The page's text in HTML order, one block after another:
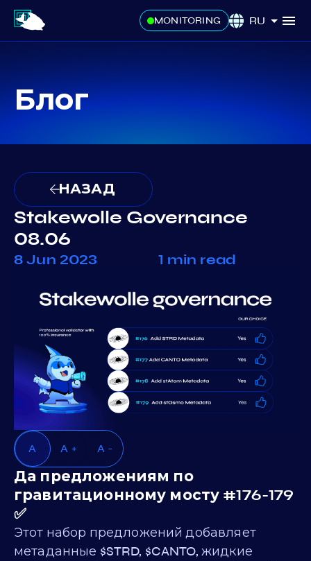
MONITORING RU
Блог
НАЗАД
Stakewolle Governance
08.06
8 Jun 2023 1 min read
A A + A -
Да предложениям по
гравитационному мосту #176-179
✅
Этот набор предложений добавляет
метаданные $STRD, $CANTO, жидкие